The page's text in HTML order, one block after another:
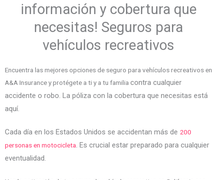
información y cobertura que
necesitas! Seguros para
vehículos recreativos
Encuentra las mejores opciones de seguro para vehículos recreativos en
A&A Insurance y protégete a ti y a tu familia contra cualquier
accidente o robo . La póliza con la cobertura que necesitas está
aquí.
Cada día en los Estados Unidos se accidentan más de 200
personas en motocicleta. Es crucial estar preparado para cualquier
eventualidad.